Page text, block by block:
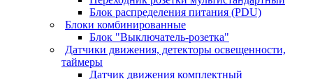
Блок распределения питания (PDU)
Блоки комбинированные
Блок "Выключатель-розетка"
Датчики движения, детекторы освещенности,
таймеры
Датчик движения комплектный